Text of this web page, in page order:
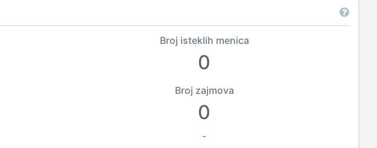
Broj isteklih menica
0
Broj zajmova
0
-